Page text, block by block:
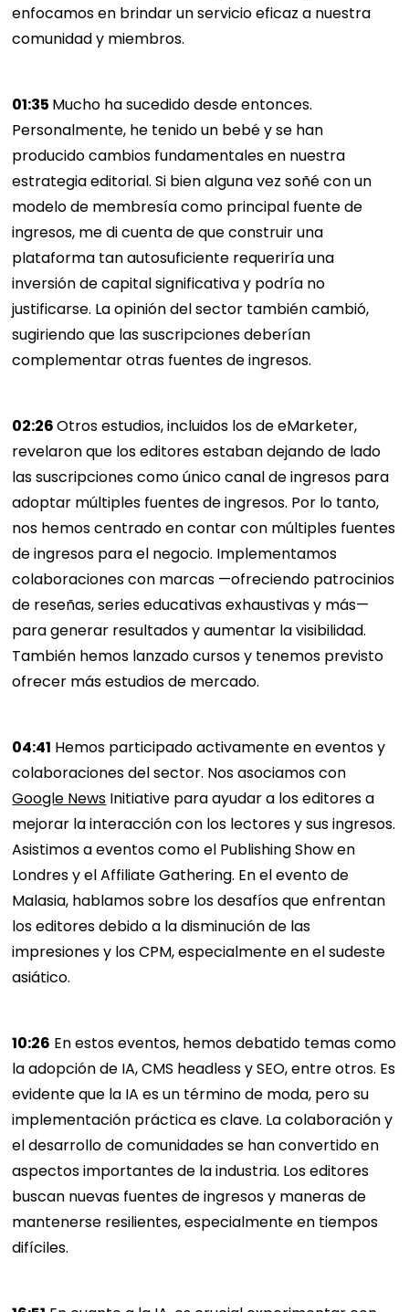
enfocamos en brindar un servicio eficaz a nuestra
comunidad y miembros.
01:35 Mucho ha sucedido desde entonces.
Personalmente, he tenido un bebé y se han
producido cambios fundamentales en nuestra
estrategia editorial. Si bien alguna vez soñé con un
modelo de membresía como principal fuente de
ingresos, me di cuenta de que construir una
plataforma tan autosuficiente requeriría una
inversión de capital significativa y podría no
justificarse. La opinión del sector también cambió,
sugiriendo que las suscripciones deberían
complementar otras fuentes de ingresos.
02:26Otros estudios, incluidos los de eMarketer,
revelaron que los editores estaban dejando de lado
las suscripciones como único canal de ingresos para
adoptar múltiples fuentes de ingresos. Por lo tanto,
nos hemos centrado en contar con múltiples fuentes
de ingresos para el negocio. Implementamos
colaboraciones con marcas —ofreciendo patrocinios
de reseñas, series educativas exhaustivas y más—
para generar resultados y aumentar la visibilidad.
También hemos lanzado cursos y tenemos previsto
ofrecer más estudios de mercado.
04:41 Hemos participado activamente en eventos y
colaboraciones del sector. Nos asociamos con
Google News Initiative para ayudar a los editores a
mejorar la interacción con los lectores y sus ingresos.
Asistimos a eventos como el Publishing Show en
Londres y el Affiliate Gathering. En el evento de
Malasia, hablamos sobre los desafíos que enfrentan
los editores debido a la disminución de las
impresiones y los CPM, especialmente en el sudeste
asiático.
10:26 En estos eventos, hemos debatido temas como
la adopción de IA, CMS headless y SEO, entre otros. Es
evidente que la IA es un término de moda, pero su
implementación práctica es clave. La colaboración y
el desarrollo de comunidades se han convertido en
aspectos importantes de la industria. Los editores
buscan nuevas fuentes de ingresos y maneras de
mantenerse resilientes, especialmente en tiempos
difíciles.